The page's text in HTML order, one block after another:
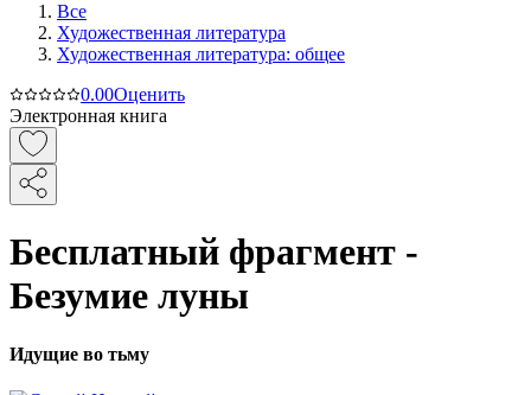
Все
Художественная литература
Художественная литература: общее
0.00Оценить
Электронная книга
Бесплатный фрагмент -
Безумие луны
Идущие во тьму